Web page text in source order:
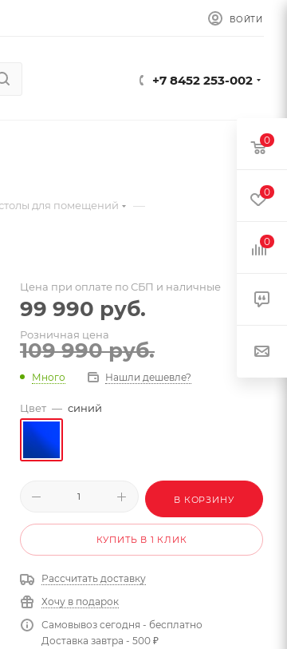
ВОЙТИ
+7 8452 253-002
для помещений —
Цена при оплате по СБП и наличные
99 990 руб.
Розничная цена
109 990руб.
Много Нашли дешевле?
Цвет — синий
В КОРЗИНУ
КУПИТЬ В 1 КЛИК
Рассчитать доставку
Хочу в подарок
Самовывоз сегодня - бесплатно
Доставка завтра - 500 ₽
0
0
0